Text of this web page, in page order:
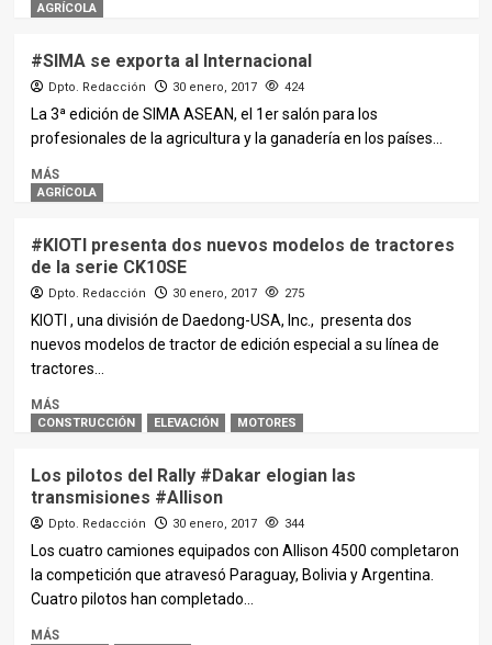
AGRÍCOLA
#SIMA se exporta al Internacional
Dpto. Redacción 30 enero, 2017 424
La 3ª edición de SIMA ASEAN, el 1er salón para los
profesionales de la agricultura y la ganadería en los países...
MÁS
AGRÍCOLA
#KIOTI presenta dos nuevos modelos de tractores
de la serie CK10SE
Dpto. Redacción 30 enero, 2017 275
KIOTI , una división de Daedong-USA, Inc., presenta dos
nuevos modelos de tractor de edición especial a su línea de
tractores...
MÁS
CONSTRUCCIÓN ELEVACIÓN MOTORES
Los pilotos del Rally #Dakar elogian las
transmisiones #Allison
Dpto. Redacción 30 enero, 2017 344
Los cuatro camiones equipados con Allison 4500 completaron
la competición que atravesó Paraguay, Bolivia y Argentina.
Cuatro pilotos han completado...
MÁS